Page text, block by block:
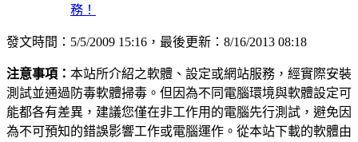
務！
發文時間：5/5/2009 15:16，最後更新：8/16/2013 08:18
注意事項： 本站所介紹之軟體、設定或網站服務，經實際安裝
測試並通過防毒軟體掃毒。但因為不同電腦環境與軟體設定可
能都各有差異，建議您僅在非工作用的電腦先行測試，避免因
為不可預知的錯誤影響工作或電腦運作。從本站下載的軟體由